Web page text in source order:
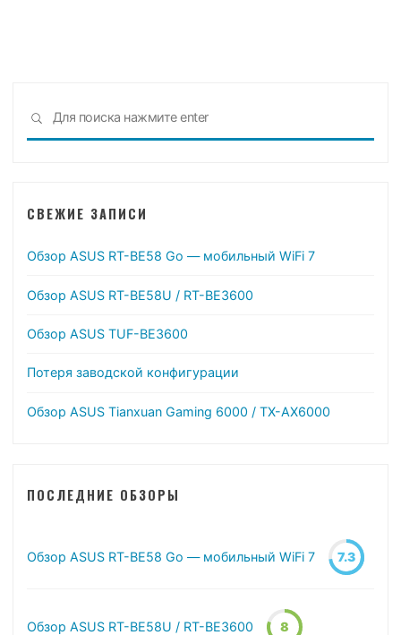
ПОИСК
СВЕЖИЕ ЗАПИСИ
Обзор ASUS RT-BE58 Go — мобильный WiFi 7
Обзор ASUS RT-BE58U / RT-BE3600
Обзор ASUS TUF-BE3600
Потеря заводской конфигурации
Обзор ASUS Tianxuan Gaming 6000 / TX-AX6000
ПОСЛЕДНИЕ ОБЗОРЫ
Обзор ASUS RT-BE58 Go — мобильный WiFi 7 7.3
Обзор ASUS RT-BE58U / RT-BE3600 8